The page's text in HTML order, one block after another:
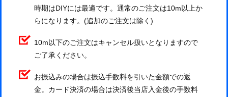
時期はDIYには最適です。通常のご注文は10m以上か
らになります。(追加のご注文は除く)
10m以下のご注文はキャンセル扱いとなりますので
ご了承ください。
お振込みの場合は振込手数料を引いた金額での返
金。カード決済の場合は決済後当店入金後の手数料